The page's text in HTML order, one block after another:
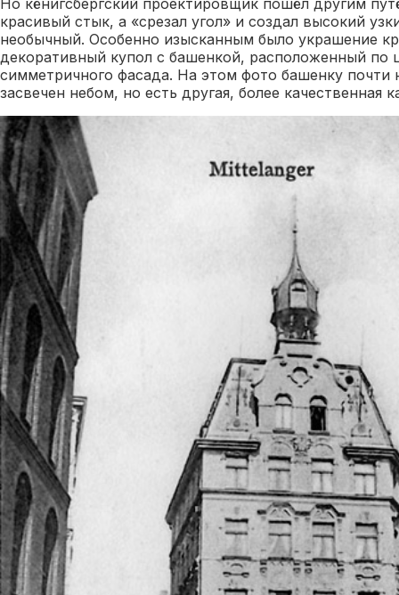
красивый стык, а «срезал угол» и создал высокий
необычный. Особенно изысканным было украшение
декоративный купол с башенкой, расположенный по
симметричного фасада. На этом фото башенку почти
засвечен небом, но есть другая, более качественная